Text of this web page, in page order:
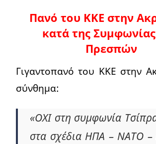
Πανό του ΚΚΕ στην
κατά της
Πρεσπών
Γιγαντοπανό του ΚΚΕ στην
σύνθημα:
«ΟΧΙ στη συμφωνία
στα σχέδια ΗΠΑ – ΝΑΤΟ –